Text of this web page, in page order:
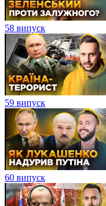
58 випуск
59 випуск
60 випуск